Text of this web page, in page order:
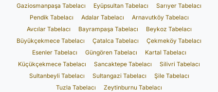
Gaziosmanpaşa Tabelacı
Eyüpsultan Tabelacı
Sarıyer Tabelacı
Pendik Tabelacı
Adalar Tabelacı
Arnavutköy Tabelacı
Avcılar Tabelacı
Bayrampaşa Tabelacı
Beykoz Tabelacı
Büyükçekmece Tabelacı
Çatalca Tabelacı
Çekmeköy Tabelacı
Esenler Tabelacı
Güngören Tabelacı
Kartal Tabelacı
Küçükçekmece Tabelacı
Sancaktepe Tabelacı
Silivri Tabelacı
Sultanbeyli Tabelacı
Sultangazi Tabelacı
Şile Tabelacı
Tuzla Tabelacı
Zeytinburnu Tabelacı